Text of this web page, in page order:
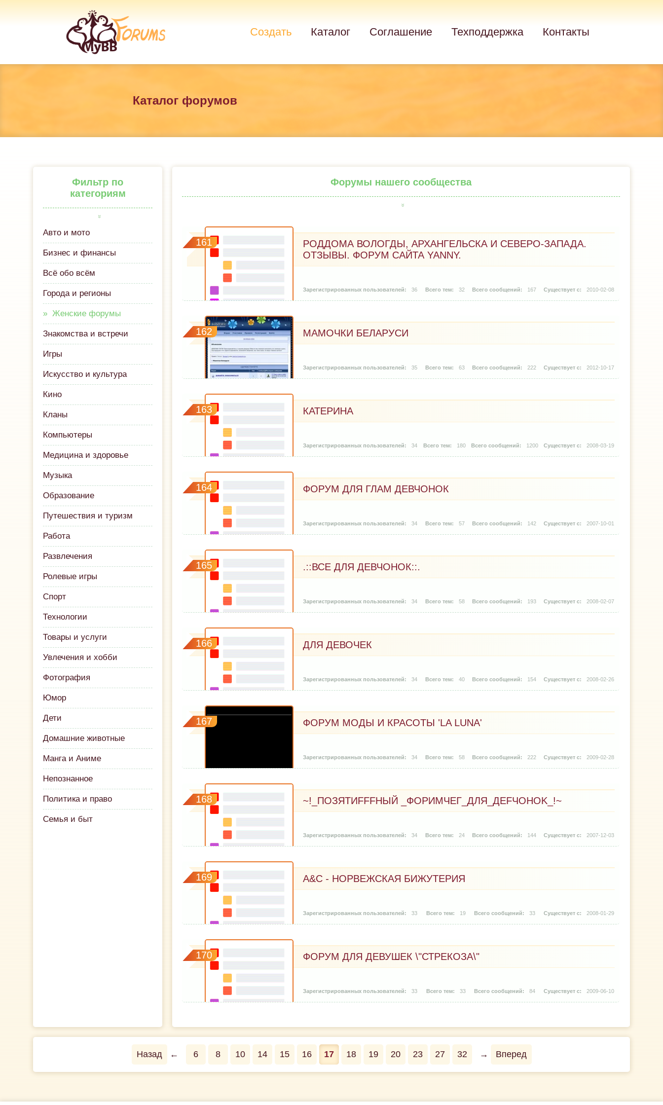
Создать Каталог Соглашение Техподдержка Контакты
Каталог форумов
Фильтр по
категориям
Авто и мото
Бизнес и финансы
Всё обо всём
Города и регионы
Женские форумы
Знакомства и встречи
Игры
Искусство и культура
Кино
Кланы
Компьютеры
Медицина и здоровье
Музыка
Образование
Путешествия и туризм
Работа
Развлечения
Ролевые игры
Спорт
Технологии
Товары и услуги
Увлечения и хобби
Фотография
Юмор
Дети
Домашние животные
Манга и Аниме
Непознанное
Политика и право
Семья и быт
Форумы нашего сообщества
161
РОДДОМА ВОЛОГДЫ, АРХАНГЕЛЬСКА И СЕВЕРО-ЗАПАДА.
ОТЗЫВЫ. ФОРУМ САЙТА YANNY.
36 32 167 2010-02-08
162 МАМОЧКИ БЕЛАРУСИ
35 63 222 2012-10-17
163 КАТЕРИНА
34 180 1200 2008-03-19
164 ФОРУМ ДЛЯ ГЛАМ ДЕВЧОНОК
34 57 142 2007-10-01
165 .::ВСЕ ДЛЯ ДЕВЧОНОК::.
34 58 193 2008-02-07
166 ДЛЯ ДЕВОЧЕК
34 40 154 2008-02-26
167 ФОРУМ МОДЫ И КРАСОТЫ 'LA LUNA'
34 58 222 2009-02-28
168 ~!_ПОЗЯТИFFFНЫЙ _ФОРИМЧЕГ_ДЛЯ_ДЕFЧОНОK_!~
34 24 144 2007-12-03
169 A&C - НОРВЕЖСКАЯ БИЖУТЕРИЯ
33 19 33 2008-01-29
170 ФОРУМ ДЛЯ ДЕВУШЕК \"СТРЕКОЗА\"
33 33 84 2009-06-10
Назад ← 6 8 10 14 15 16 17 18 19 20 23 27 32 → Вперед